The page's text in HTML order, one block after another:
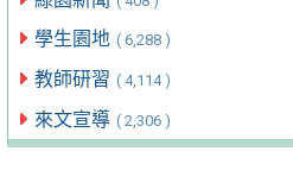
學生園地 ( 6,288 )
教師研習 ( 4,114 )
來文宣導 ( 2,306 )